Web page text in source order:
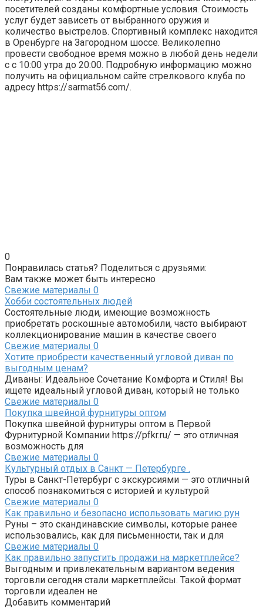
посетителей созданы комфортные условия. Стоимость
услуг будет зависеть от выбранного оружия и
количество выстрелов. Спортивный комплекс находится
в Оренбурге на Загородном шоссе. Великолепно
провести свободное время можно в любой день недели
с с 10:00 утра до 20:00. Подробную информацию можно
получить на официальном сайте стрелкового клуба по
адресу https://sarmat56.com/.
0
Понравилась статья? Поделиться с друзьями:
Вам также может быть интересно
Свежие материалы 0
Хобби состоятельных людей
Состоятельные люди, имеющие возможность
приобретать роскошные автомобили, часто выбирают
коллекционирование машин в качестве своего
Свежие материалы 0
Хотите приобрести качественный угловой диван по
выгодным ценам?
Диваны: Идеальное Сочетание Комфорта и Стиля! Вы
ищете идеальный угловой диван, который не только
Свежие материалы 0
Покупка швейной фурнитуры оптом
Покупка швейной фурнитуры оптом в Первой
Фурнитурной Компании https://pfkr.ru/ — это отличная
возможность для
Свежие материалы 0
Культурный отдых в Санкт — Петербурге .
Туры в Санкт-Петербург с экскурсиями — это отличный
способ познакомиться с историей и культурой
Свежие материалы 0
Как правильно и безопасно использовать магию рун
Руны – это скандинавские символы, которые ранее
использовались, как для письменности, так и для
Свежие материалы 0
Как правильно запустить продажи на маркетплейсе?
Выгодным и привлекательным вариантом ведения
торговли сегодня стали маркетплейсы. Такой формат
торговли идеален не
Добавить комментарий